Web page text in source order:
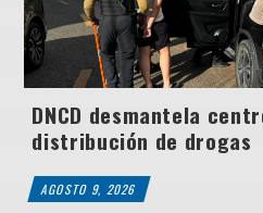
DNCD desmantela
distribución de drogas
AGOSTO 9, 2026